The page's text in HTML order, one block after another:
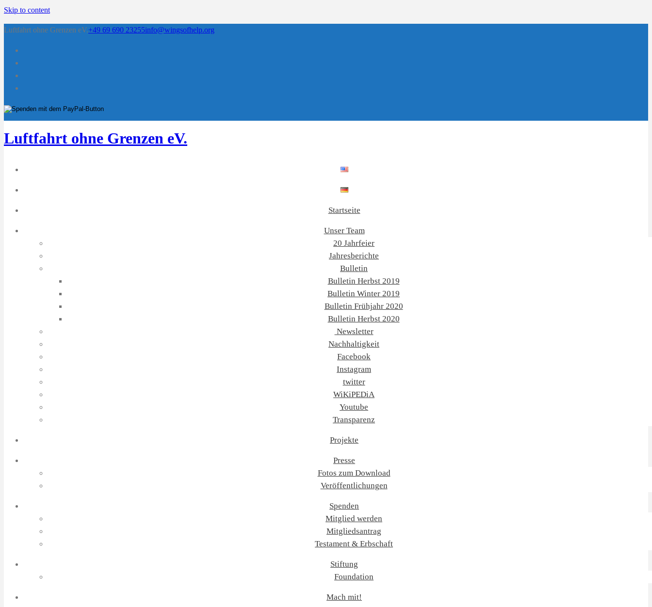
Skip to content
Luftfahrt ohne Grenzen eV.+49 69 690 23255info@wingsofhelp.org
Luftfahrt ohne Grenzen eV.
Startseite
Unser Team
20 Jahrfeier
Jahresberichte
Bulletin
Bulletin Herbst 2019
Bulletin Winter 2019
Bulletin Frühjahr 2020
Bulletin Herbst 2020
Newsletter
Nachhaltigkeit
Facebook
Instagram
twitter
WiKiPEDiA
Youtube
Transparenz
Projekte
Presse
Fotos zum Download
Veröffentlichungen
Spenden
Mitglied werden
Mitgliedsantrag
Testament & Erbschaft
Stiftung
Foundation
Mach mit!